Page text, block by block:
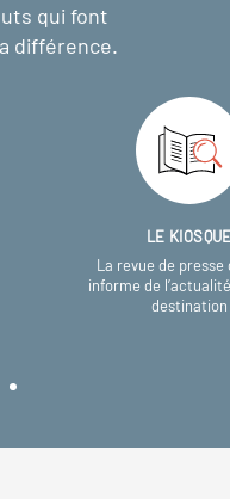
qui font
différence.
LE
La revue de presse
informe de
destination